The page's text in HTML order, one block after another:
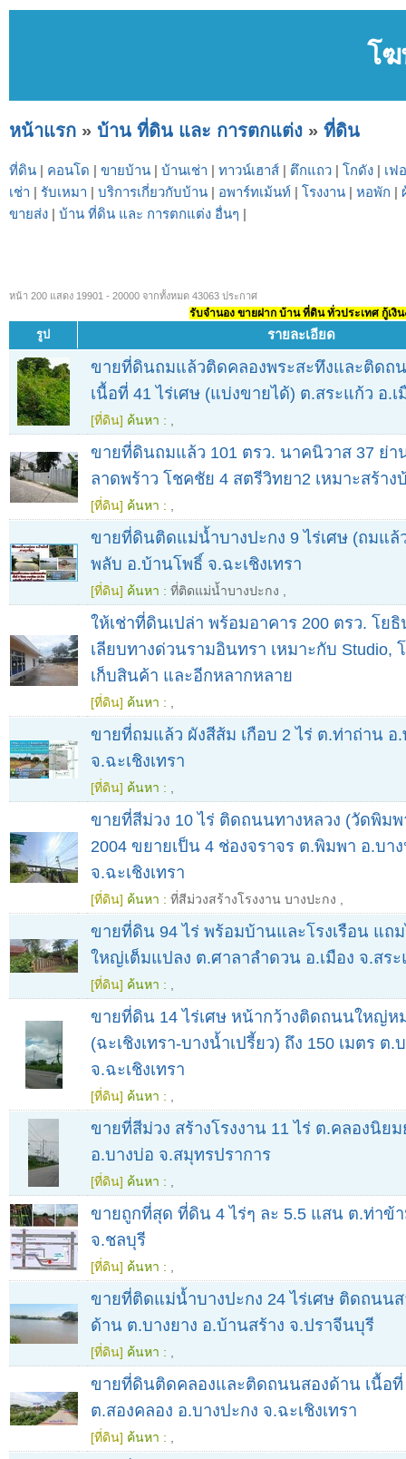
โ
หน้าแรก » บ้าน ที่ดิน และ การตกแต่ง » ที่ดิน
ที่ดิน | คอนโด | ขายบ้าน | บ้านเช่า | ทาวน์เฮาส์ | ตึกแถว | โกดัง | เฟ
เช่า | รับเหมา | บริการเกี่ยวกับบ้าน | อพาร์ทเม้นท์ | โรงงาน | หอพัก |
ขายส่ง | บ้าน ที่ดิน และ การตกแต่ง อื่นๆ |
หน้า 200 แสดง 19901 - 20000 จากทั้งหมด 43063 ประกาศ
รับจำนอง ขายฝาก บ้าน ที่ดิน ทั่วประเทศ กู้เงิ
รูป รายละเอียด
ขายที่ดินถมแล้วติดคลองพระสะทึงและติดถ
เนื้อที่ 41 ไร่เศษ (แบ่งขายได้) ต.สระแก้ว อ.เ
[ที่ดิน] ค้นหา :
ขายที่ดินถมแล้ว 101 ตรว. นาคนิวาส 37 ย่า
ลาดพร้าว โชคชัย 4 สตรีวิทยา2 เหมาะสร้าง
[ที่ดิน] ค้นหา :
ขายที่ดินติดแม่น้ำบางปะกง 9 ไร่เศษ (ถมแล้
พลับ อ.บ้านโพธิ์ จ.ฉะเชิงเทรา
[ที่ดิน] ค้นหา : ที่ติดแม่น้ำบางปะกง
ให้เช่าที่ดินเปล่า พร้อมอาคาร 200 ตรว. โย
เลียบทางด่วนรามอินทรา เหมาะกับ Studio,
เก็บสินค้า และอีกหลากหลาย
[ที่ดิน] ค้นหา :
ขายที่ถมแล้ว ผังสีส้ม เกือบ 2 ไร่ ต.ท่าถ่าน
จ.ฉะเชิงเทรา
[ที่ดิน] ค้นหา :
ขายที่สีม่วง 10 ไร่ ติดถนนทางหลวง (วัดพิมพ
2004 ขยายเป็น 4 ช่องจราจร ต.พิมพา อ.บา
จ.ฉะเชิงเทรา
[ที่ดิน] ค้นหา : ที่สีม่วงสร้างโรงงาน บางปะกง
ขายที่ดิน 94 ไร่ พร้อมบ้านและโรงเรือน แถ
ใหญ่เต็มแปลง ต.ศาลาลำดวน อ.เมือง จ.สระ
[ที่ดิน] ค้นหา :
ขายที่ดิน 14 ไร่เศษ หน้ากว้างติดถนนใหญ่ห
(ฉะเชิงเทรา-บางน้ำเปรี้ยว) ถึง 150 เมตร ต
จ.ฉะเชิงเทรา
[ที่ดิน] ค้นหา :
ขายที่สีม่วง สร้างโรงงาน 11 ไร่ ต.คลองนิย
อ.บางบ่อ จ.สมุทรปราการ
[ที่ดิน] ค้นหา :
ขายถูกที่สุด ที่ดิน 4 ไร่ๆ ละ 5.5 แสน ต.ท่าข้
จ.ชลบุรี
[ที่ดิน] ค้นหา :
ขายที่ติดแม่น้ำบางปะกง 24 ไร่เศษ ติดถนน
ด้าน ต.บางยาง อ.บ้านสร้าง จ.ปราจีนบุรี
[ที่ดิน] ค้นหา :
ขายที่ดินติดคลองและติดถนนสองด้าน เนื้อที่
ต.สองคลอง อ.บางปะกง จ.ฉะเชิงเทรา
[ที่ดิน] ค้นหา :